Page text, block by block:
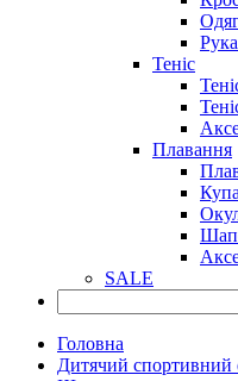
Теніс
Плавання
SALE
Головна
Дитячий спортивний